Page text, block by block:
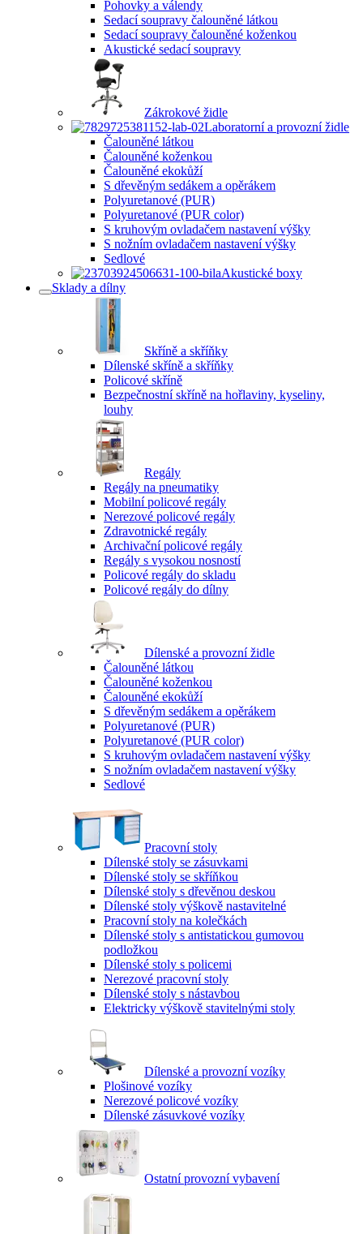
Pohovky a válendy
Sedací soupravy čalouněné látkou
Sedací soupravy čalouněné koženkou
Akustické sedací soupravy
Zákrokové židle
Laboratorní a provozní židle
Čalouněné látkou
Čalouněné koženkou
Čalouněné ekokůží
S dřevěným sedákem a opěrákem
Polyuretanové (PUR)
Polyuretanové (PUR color)
S kruhovým ovladačem nastavení výšky
S nožním ovladačem nastavení výšky
Sedlové
Akustické boxy
Sklady a dílny
Skříně a skříňky
Dílenské skříně a skříňky
Policové skříně
Bezpečnostní skříně na hořlaviny, kyseliny,
louhy
Regály
Regály na pneumatiky
Mobilní policové regály
Nerezové policové regály
Zdravotnické regály
Archivační policové regály
Regály s vysokou nosností
Policové regály do skladu
Policové regály do dílny
Dílenské a provozní židle
Čalouněné látkou
Čalouněné koženkou
Čalouněné ekokůží
S dřevěným sedákem a opěrákem
Polyuretanové (PUR)
Polyuretanové (PUR color)
S kruhovým ovladačem nastavení výšky
S nožním ovladačem nastavení výšky
Sedlové
Pracovní stoly
Dílenské stoly se zásuvkami
Dílenské stoly se skříňkou
Dílenské stoly s dřevěnou deskou
Dílenské stoly výškově nastavitelné
Pracovní stoly na kolečkách
Dílenské stoly s antistatickou gumovou
podložkou
Dílenské stoly s policemi
Nerezové pracovní stoly
Dílenské stoly s nástavbou
Elektricky výškově stavitelnými stoly
Dílenské a provozní vozíky
Plošinové vozíky
Nerezové policové vozíky
Dílenské zásuvkové vozíky
Ostatní provozní vybavení